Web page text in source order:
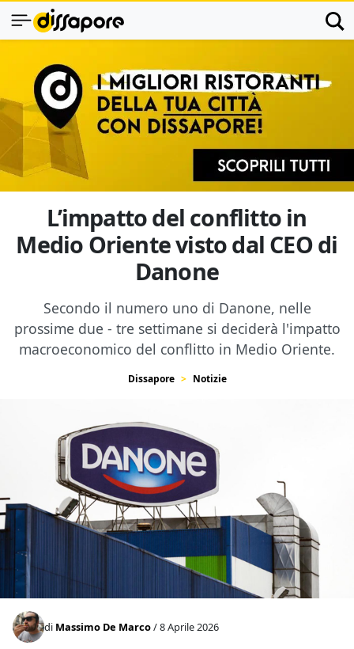
L’impatto del conflitto in
Medio Oriente visto dal CEO di
Danone
Secondo il numero uno di Danone, nelle
prossime due - tre settimane si deciderà l'impatto
macroeconomico del conflitto in Medio Oriente.
Dissapore Notizie
di Massimo De Marco/ 8 Aprile 2026